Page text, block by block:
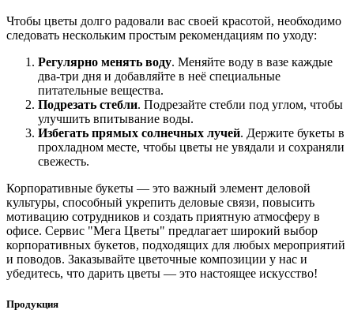
Чтобы цветы долго радовали вас своей красотой, необходимо
следовать нескольким простым рекомендациям по уходу:
Регулярно менять воду. Меняйте воду в вазе каждые
два-три дня и добавляйте в неё специальные
питательные вещества.
Подрезать стебли. Подрезайте стебли под углом, чтобы
улучшить впитывание воды.
Избегать прямых солнечных лучей. Держите букеты в
прохладном месте, чтобы цветы не увядали и сохраняли
свежесть.
Корпоративные букеты — это важный элемент деловой
культуры, способный укрепить деловые связи, повысить
мотивацию сотрудников и создать приятную атмосферу в
офисе. Сервис "Мега Цветы" предлагает широкий выбор
корпоративных букетов, подходящих для любых мероприятий
и поводов. Заказывайте цветочные композиции у нас и
убедитесь, что дарить цветы — это настоящее искусство!
Продукция